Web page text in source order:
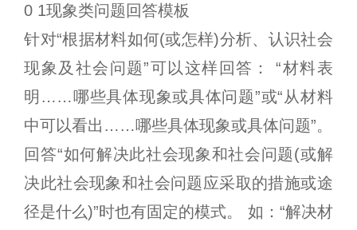
0 1现象类问题回答模板
针对“根据材料如何(或怎样)分析、认识社会
现象及社会问题”可以这样回答： “材料表
明……哪些具体现象或具体问题”或“从材料
中可以看出……哪些具体现象或具体问题”。
回答“如何解决此社会现象和社会问题(或解
决此社会现象和社会问题应采取的措施或途
径是什么)”时也有固定的模式。 如：“解决材